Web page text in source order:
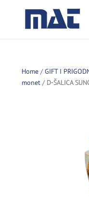
Home/GIFT I
monet/ D-ŠALICA